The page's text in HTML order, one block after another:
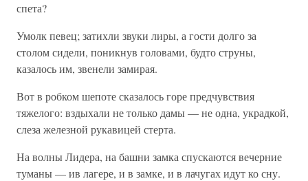
спета?
Умолк певец; затихли звуки лиры, а гости долго за
столом сидели, поникнув головами, будто струны,
казалось им, звенели замирая.
Вот в робком шепоте сказалось горе предчувствия
тяжелого: вздыхали не только дамы — не одна, украдкой,
слеза железной рукавицей стерта.
На волны Лидера, на башни замка спускаются вечерние
туманы — ив лагере, и в замке, и в лачугах идут ко сну.